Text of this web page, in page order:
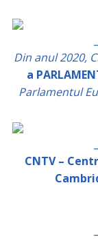
Din anul 2020,
a
Parlamentul
CNTV –